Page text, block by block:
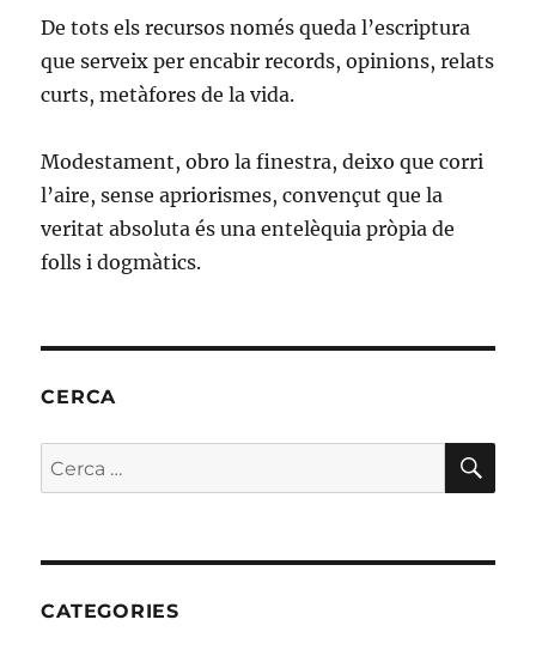
De tots els recursos només queda l’escriptura
que serveix per encabir records, opinions, relats
curts, metàfores de la vida.
Modestament, obro la finestra, deixo que corri
l’aire, sense apriorismes, convençut que la
veritat absoluta és una entelèquia pròpia de
folls i dogmàtics.
CERCA
Cerca:
CATEGORIES